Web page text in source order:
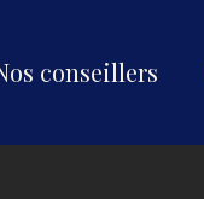
conseillers